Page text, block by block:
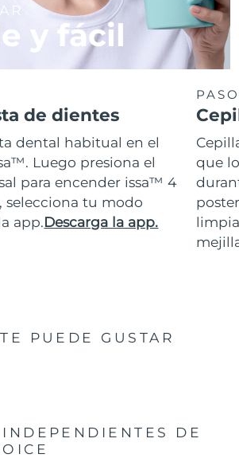
y fácil
de dientes
dental habitual en el
Luego presiona el
para encender issa™ 4
selecciona tu modo
app.Descarga la app.
que
PUEDE GUSTAR
DE